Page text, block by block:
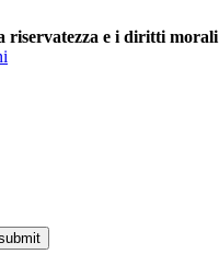
riservatezza e i diritti morali